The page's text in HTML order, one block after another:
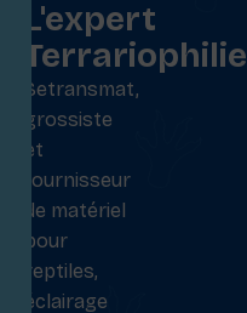
L'expert
Terrariophilie
Setransmat,
grossiste
et
fournisseur
de matériel
pour
reptiles,
éclairage